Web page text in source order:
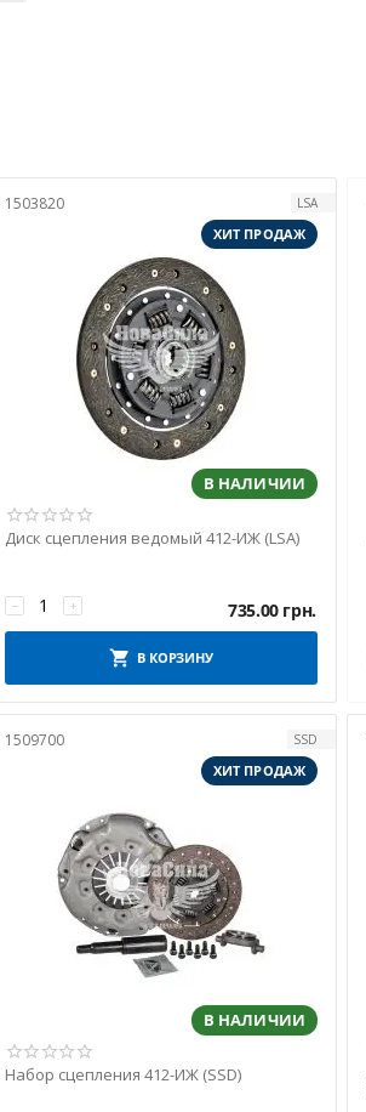
1503820
LSA
ХИТ ПРОДАЖ
В НАЛИЧИИ
Диск сцепления ведомый 412-ИЖ (LSA)
+
− 735.00 грн.
В КОРЗИНУ
1509700
SSD
ХИТ ПРОДАЖ
В НАЛИЧИИ
Набор сцепления 412-ИЖ (SSD)